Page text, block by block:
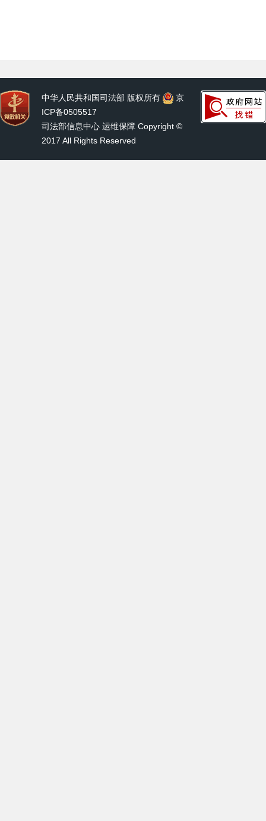
中华人民共和国司法部 版权所有
京
ICP备0505517
司法部信息中心 运维保障 Copyright ©
2017 All Rights Reserved